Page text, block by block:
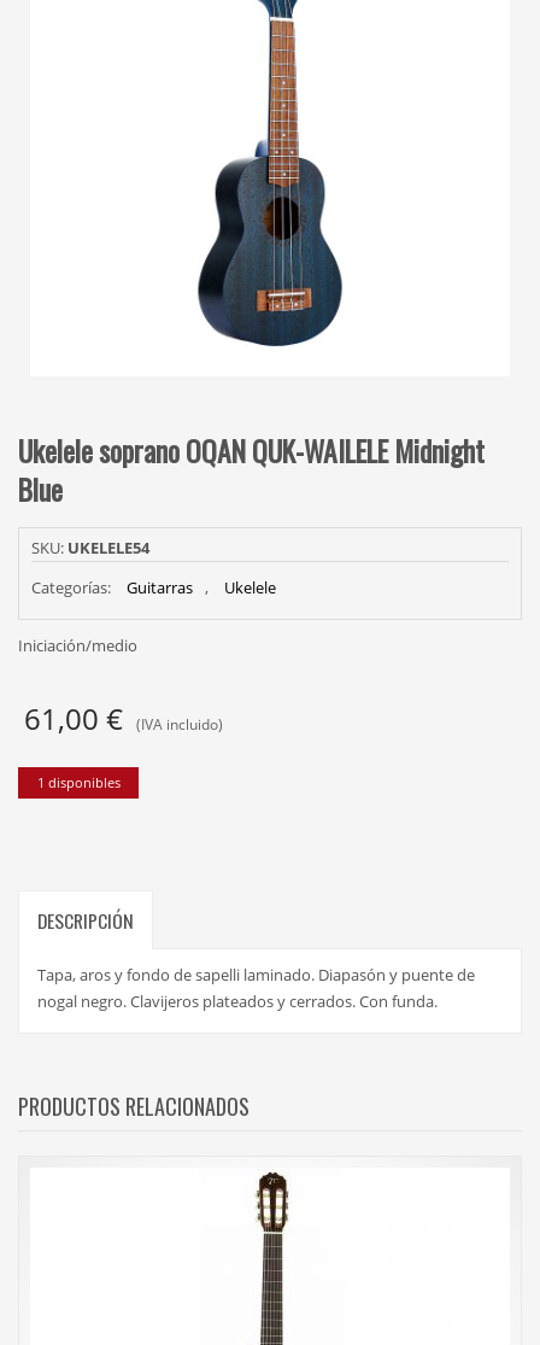
Ukelele soprano OQAN QUK-WAILELE Midnight
Blue
SKU: UKELELE54
Categorías:
Guitarras , Ukelele
Iniciación/medio
61,00 € (IVA incluido)
1 disponibles
DESCRIPCIÓN
Tapa, aros y fondo de sapelli laminado. Diapasón y puente de
nogal negro. Clavijeros plateados y cerrados. Con funda.
PRODUCTOS RELACIONADOS